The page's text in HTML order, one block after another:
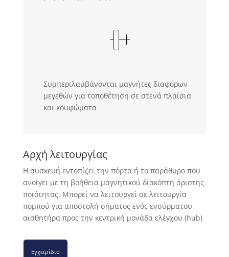
Συμπεριλαμβάνονται μαγνήτες διαφόρων
μεγεθών για τοποθέτηση σε στενά πλαίσια
και κουφώματα
Αρχή λειτουργίας
Η συσκευή εντοπίζει την πόρτα ή το παράθυρο που
ανοίγει με τη βοήθεια μαγνητικού διακόπτη άριστης
ποιότητας. Μπορεί να λειτουργεί σε λειτουργία
πομπού για αποστολή σήματος ενός ενσύρματου
αισθητήρα προς την κεντρική μονάδα ελέγχου (hub)
Εγχειρίδιο